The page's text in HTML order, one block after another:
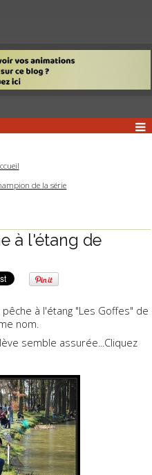
de la série
à l'étang de
à l'étang "Les Goffes" de
nom.
semble assurée...Cliquez